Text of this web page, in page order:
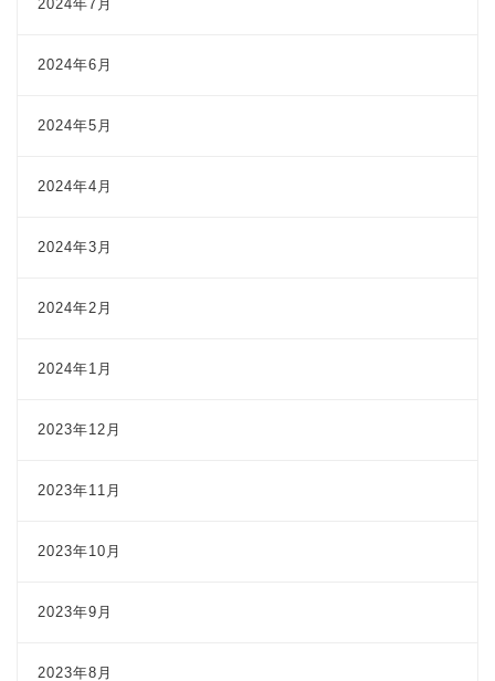
2024年7月
2024年6月
2024年5月
2024年4月
2024年3月
2024年2月
2024年1月
2023年12月
2023年11月
2023年10月
2023年9月
2023年8月